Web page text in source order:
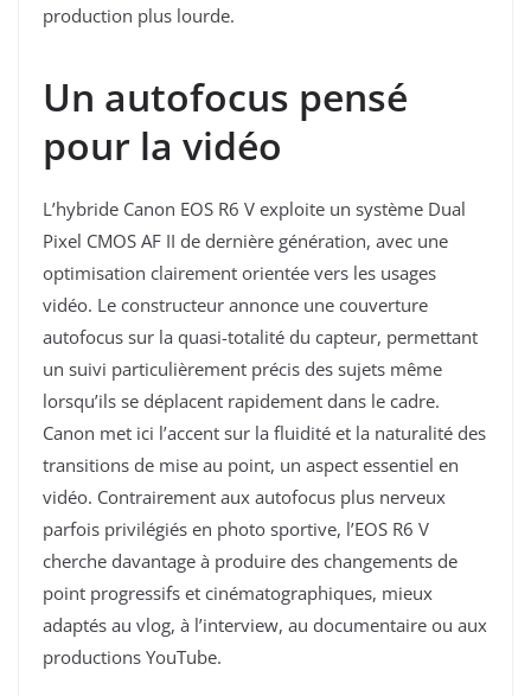
production plus lourde.
Un autofocus pensé
pour la vidéo
L’hybride Canon EOS R6 V exploite un système Dual
Pixel CMOS AF II de dernière génération, avec une
optimisation clairement orientée vers les usages
vidéo. Le constructeur annonce une couverture
autofocus sur la quasi-totalité du capteur, permettant
un suivi particulièrement précis des sujets même
lorsqu’ils se déplacent rapidement dans le cadre.
Canon met ici l’accent sur la fluidité et la naturalité des
transitions de mise au point, un aspect essentiel en
vidéo. Contrairement aux autofocus plus nerveux
parfois privilégiés en photo sportive, l’EOS R6 V
cherche davantage à produire des changements de
point progressifs et cinématographiques, mieux
adaptés au vlog, à l’interview, au documentaire ou aux
productions YouTube.